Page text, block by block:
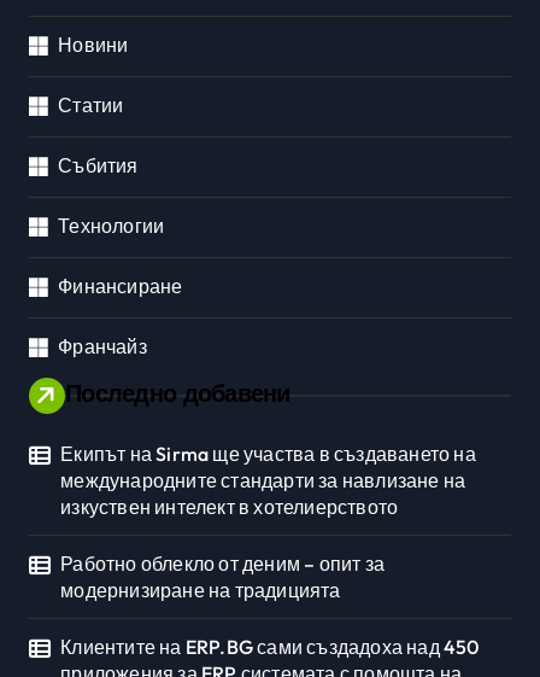
Новини
Статии
Събития
Технологии
Финансиране
Франчайз
Последно добавени
Екипът на Sirma ще участва в създаването на
международните стандарти за навлизане на
изкуствен интелект в хотелиерството
Работно облекло от деним – опит за
модернизиране на традицията
Клиентите на ERP.BG сами създадоха над 450